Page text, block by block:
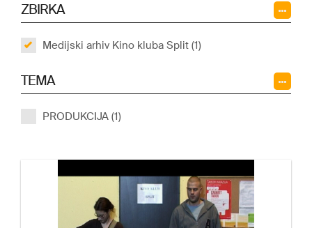
ZBIRKA
Medijski arhiv Kino kluba Split (1)
TEMA
PRODUKCIJA (1)